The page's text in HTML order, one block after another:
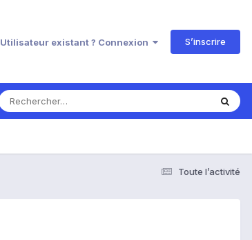
Utilisateur existant ? Connexion S’inscrire
Toute l’activité